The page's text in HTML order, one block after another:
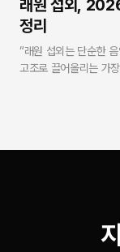
래원 섭외,
정리
“래원 섭외는 단순한
고조로 끌어올리는 가
— V.One 강현수 대표